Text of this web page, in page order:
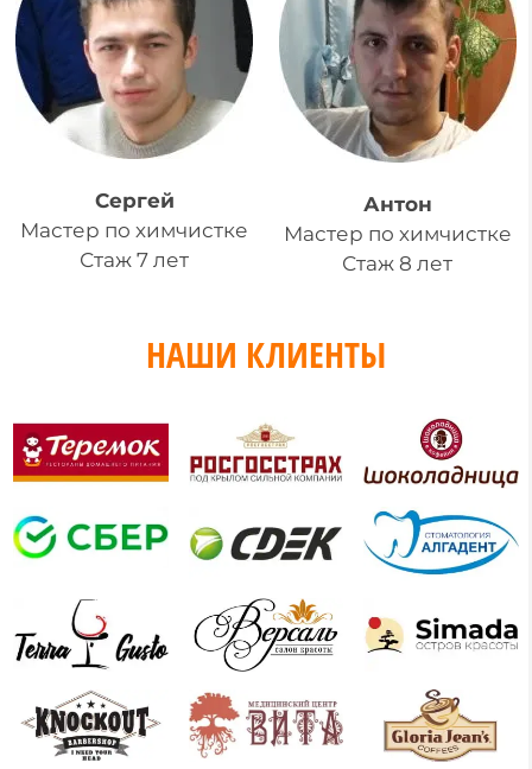
Сергей
Мастер по химчистке
Стаж 7 лет
Антон
Мастер по химчистке
Стаж 8 лет
НАШИ КЛИЕНТЫ